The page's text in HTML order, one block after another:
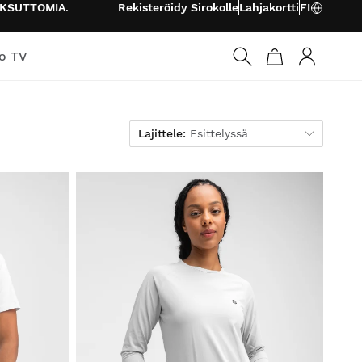
. Rekisteröidy SirokolleLahjakorttiFI
TV
Lajittele
Lajittele: Esittelyssä